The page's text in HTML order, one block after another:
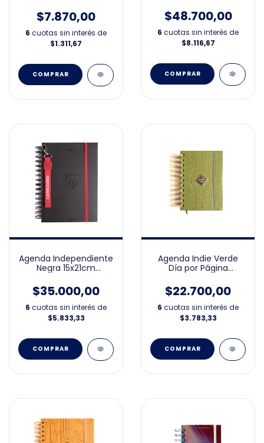
$7.870,00
6 cuotas sin interés de
$1.311,67
$48.700,00
6 cuotas sin interés de
$8.116,67
Agenda Independiente
Negra 15x21cm
$35.000,00
6 cuotas sin interés de
$5.833,33
Agenda Indie Verde
Día por Página
$22.700,00
6 cuotas sin interés de
$3.783,33